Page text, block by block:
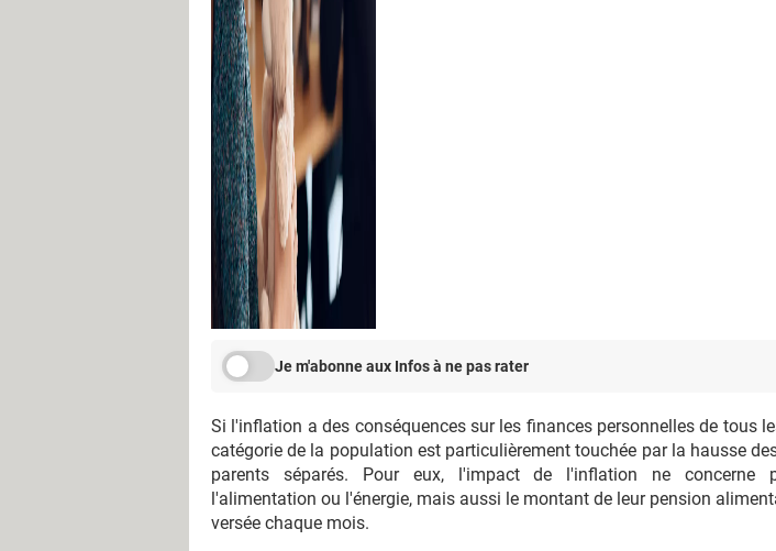
Je m'abonne aux Infos à ne pas rater
Si l'inflation a des conséquences sur les finances personnelles de tous
catégorie de la population est particulièrement touchée par la hausse
parents séparés. Pour eux, l'impact de l'inflation ne concerne
l'alimentation ou l'énergie, mais aussi le montant de leur pension
versée chaque mois.